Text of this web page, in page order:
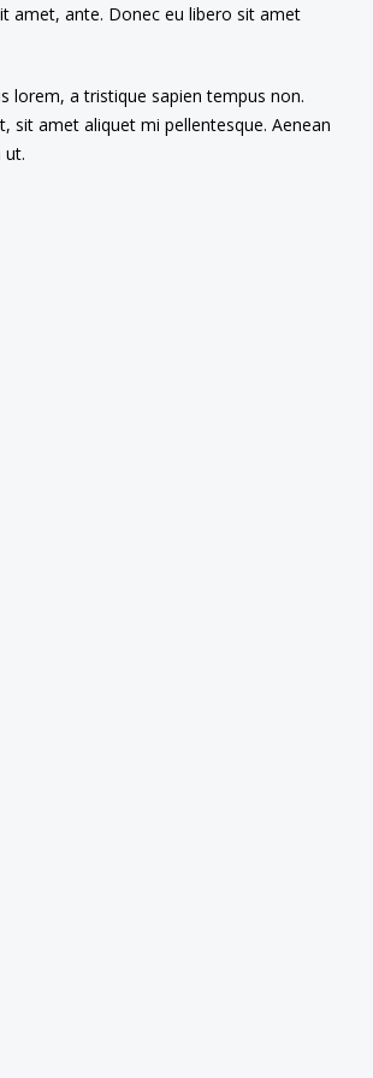
amet, ante. Donec eu libero sit amet
lorem, a tristique sapien tempus non.
sit amet aliquet mi pellentesque. Aenean
ut.